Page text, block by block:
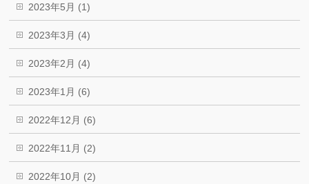
2023年5月 (1)
2023年3月 (4)
2023年2月 (4)
2023年1月 (6)
2022年12月 (6)
2022年11月 (2)
2022年10月 (2)